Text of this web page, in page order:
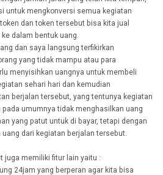
untuk mengkonversi semua kegiatan
dan token tersebut bisa kita jual
dalam bentuk uang.
dan saya langsung terfikirkan
yang tidak mampu atau para
menyisihkan uangnya untuk membeli
sehari hari dan kemudian
berjalan tersebut, yang tentunya kegiatan
umumnya tidak menghasilkan uang
yang patut untuk di bayar, tetapi dengan
dari kegiatan berjalan tersebut.
juga memiliki fitur lain yaitu :
24jam yang berperan agar kita bisa